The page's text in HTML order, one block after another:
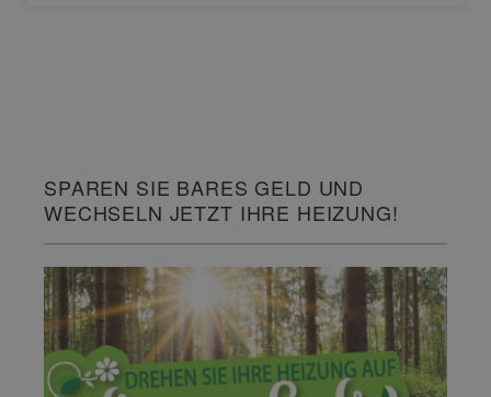
SPAREN SIE BARES GELD UND
WECHSELN JETZT IHRE HEIZUNG!